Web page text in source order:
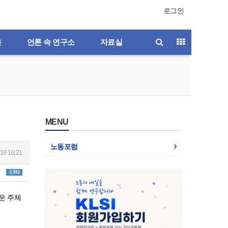
로그인
언론 속 연구소 자료실
10:21
2,932
주체
MENU
노동포럼